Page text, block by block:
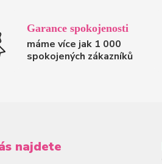
Garance spokojenosti
máme více jak 1 000
spokojených zákazníků
najdete